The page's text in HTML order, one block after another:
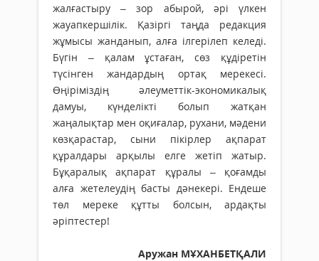
жалғастыру – зор абырой, әрі үлкен
жауапкершілік. Қазіргі таңда редакция
жұмысы жанданып, алға ілгерілеп келеді.
Бүгін – қалам ұстаған, сөз құдіретін
түсінген жандардың ортақ мерекесі.
Өңіріміздің әлеуметтік-экономикалық
дамуы, күнделікті болып жатқан
жаңалықтар мен оқиғалар, рухани, мәдени
көзқарастар, сыни пікірлер ақпарат
құралдары арқылы елге жетіп жатыр.
Бұқаралық ақпарат құралы – қоғамды
алға жетелеудің басты дәнекері. Ендеше
төл мереке құтты болсын, ардақты
әріптестер!
Аружан МҰХАНБЕТҚАЛИ